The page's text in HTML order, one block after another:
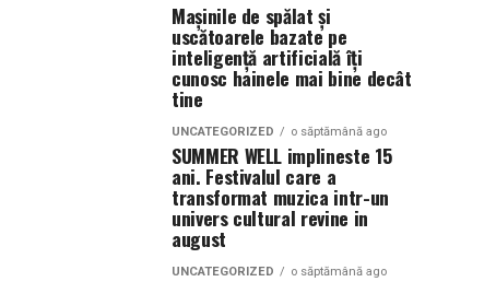
Mașinile de spălat și
uscătoarele bazate pe
inteligență artificială îți
cunosc hainele mai bine decât
tine
UNCATEGORIZED o săptămână ago
SUMMER WELL implineste 15
ani. Festivalul care a
transformat muzica intr-un
univers cultural revine in
august
UNCATEGORIZED o săptămână ago